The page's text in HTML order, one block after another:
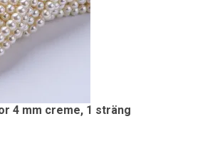
4 mm creme, 1 sträng